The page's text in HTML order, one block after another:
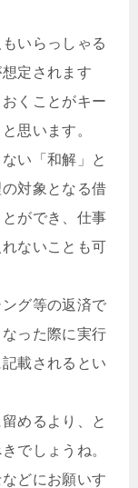
いらっしゃる
定されます
くことがキー
思います。
い「和解」と
対象となる借
ができ、仕事
ないことも可
グ等の返済で
った際に実行
載されるとい
めるより、と
でしょうね。
どにお願いす